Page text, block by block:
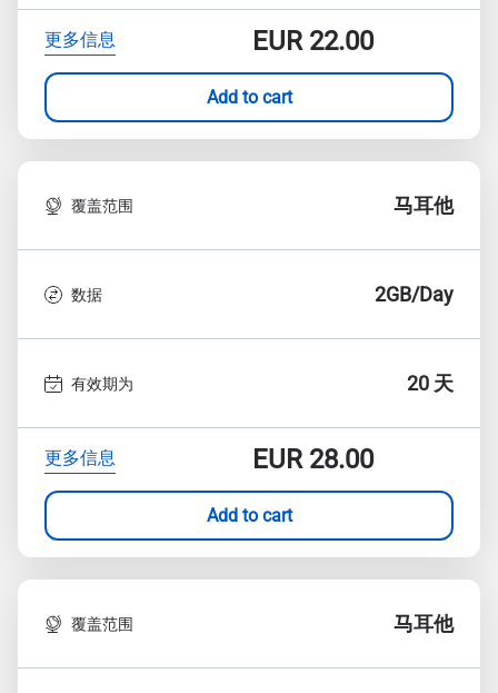
更多信息 EUR22.00
Add to cart
覆盖范围 马耳他
数据 2GB/Day
有效期为 20 天
更多信息 EUR28.00
Add to cart
覆盖范围 马耳他